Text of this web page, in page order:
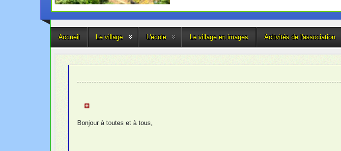
Accueil Le village L'école Le village en images Activités de l'association
Bonjour à toutes et à tous,